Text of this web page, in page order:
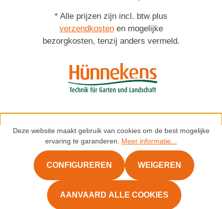
rm.whatsapp.chat
×
* Alle prijzen zijn incl. btw plus
verzendkostenen mogelijke
bezorgkosten, tenzij anders vermeld.
Deze website maakt gebruik van cookies om de best mogelijke
ervaring te garanderen. Meer informatie...
WEIGEREN
CONFIGUREREN
AANVAARD ALLE COOKIES